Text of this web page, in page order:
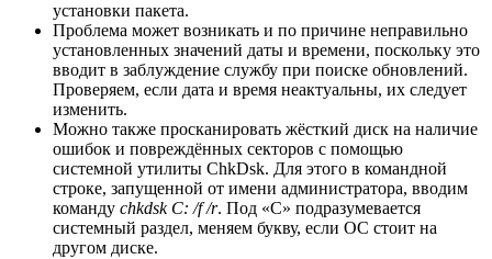
установки пакета.
Проблема может возникать и по причине неправильно
установленных значений даты и времени, поскольку это
вводит в заблуждение службу при поиске обновлений.
Проверяем, если дата и время неактуальны, их следует
изменить.
Можно также просканировать жёсткий диск на наличие
ошибок и повреждённых секторов с помощью
системной утилиты ChkDsk. Для этого в командной
строке, запущенной от имени администратора, вводим
команду chkdsk C: /f /r. Под «С» подразумевается
системный раздел, меняем букву, если ОС стоит на
другом диске.